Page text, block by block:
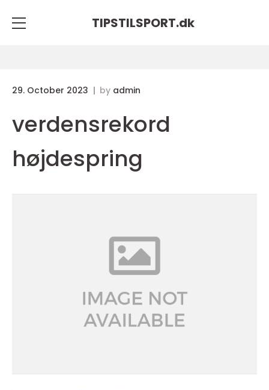
TIPSTILSPORT.dk
29. October 2023 by admin
verdensrekord
højdespring